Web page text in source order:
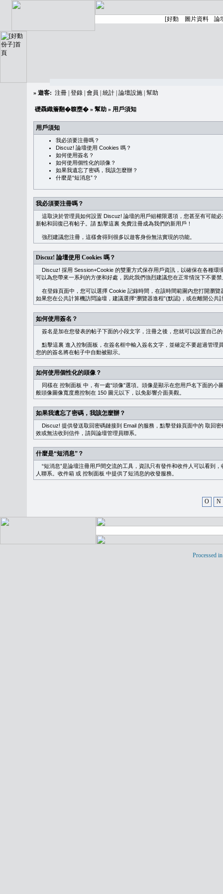
» 遊客: 注冊 登錄 會員 統計 論壇設施 幫助
礎聶織簷翻�䪖壅� » 幫助 » 用戶須知
用戶須知
我必須要注冊嗎？
Discuz! 論壇使用 Cookies 嗎？
如何使用簽名？
如何使用個性化的頭像？
如果我遺忘了密碼，我該怎麼辦？
什麼是“短消息”？
我必須要注冊嗎？
這取決於管理員如何設置 Discuz! 論壇的用戶組權限選項，您甚至有可能
新帖和回復已有帖子。請 點擊這裏 免費注冊成為我們的新用戶！
強烈建議您注冊，這樣會得到很多以遊客身份無法實現的功能。
Discuz! 論壇使用 Cookies 嗎？
Discuz! 採用 Session+Cookie 的雙重方式保存用戶資訊，以確保在各種環
可以為您帶來一系列的方便和好處，因此我們強烈建議您在正常情況下不要
在登錄頁面中，您可以選擇 Cookie 記錄時間，在該時間範圍內您打開瀏
如果您在公共計算機訪問論壇，建議選擇“瀏覽器進程”(默認)，或在離開公共
如何使用簽名？
簽名是加在您發表的帖子下面的小段文字，注冊之後，您就可以設置自己
點擊這裏 進入控制面板，在簽名框中輸入簽名文字，並確定不要超過管
您的的簽名將在帖子中自動被顯示。
如何使用個性化的頭像？
同樣在 控制面板 中，有一處“頭像”選項。頭像是顯示在您用戶名下面的
般頭像圖像寬度應控制在 150 圖元以下，以免影響介面美觀。
如果我遺忘了密碼，我該怎麼辦？
Discuz! 提供發送取回密碼鏈接到 Email 的服務，點擊登錄頁面中的 取回密
效或無法收到信件，請與論壇管理員聯系。
什麼是“短消息”？
“短消息”是論壇注冊用戶間交流的工具，資訊只有發件和收件人可以看到
人聯系。 收件箱 或 控制面板 中提供了短消息的收發服務。
O N
Processed